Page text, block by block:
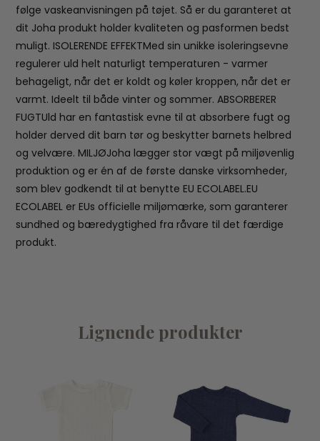
følge vaskeanvisningen på tøjet. Så er du garanteret at
dit Joha produkt holder kvaliteten og pasformen bedst
muligt. ISOLERENDE EFFEKTMed sin unikke isoleringsevne
regulerer uld helt naturligt temperaturen - varmer
behageligt, når det er koldt og køler kroppen, når det er
varmt. Ideelt til både vinter og sommer. ABSORBERER
FUGTUld har en fantastisk evne til at absorbere fugt og
holder derved dit barn tør og beskytter barnets helbred
og velvære. MILJØJoha lægger stor vægt på miljøvenlig
produktion og er én af de første danske virksomheder,
som blev godkendt til at benytte EU ECOLABEL.EU
ECOLABEL er EUs officielle miljømærke, som garanterer
sundhed og bæredygtighed fra råvare til det færdige
produkt.
Lignende produkter